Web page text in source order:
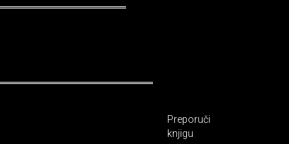
Preporuči
knjigu